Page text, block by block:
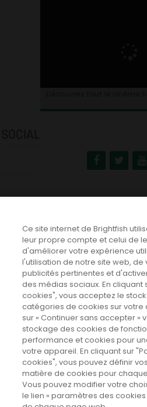
TOUTES LES NEWS
CINEVOX SUR FACEBOOK
Ce site internet de Brightfish
leur propre compte et celui de
d'améliorer votre expérience
l'utilisation de notre site web,
publicités pertinentes et
des médias sociaux. En cliquant
cookies", vous acceptez le
catégories de cookies sur votre
sur « Continuer sans accepter »
stockage des cookies de
performance et cookies pour
votre appareil. En cliquant sur
cookies", vous pouvez définir
matière de cookies pour
Vous pouvez modifier votre
le lien « paramètres des